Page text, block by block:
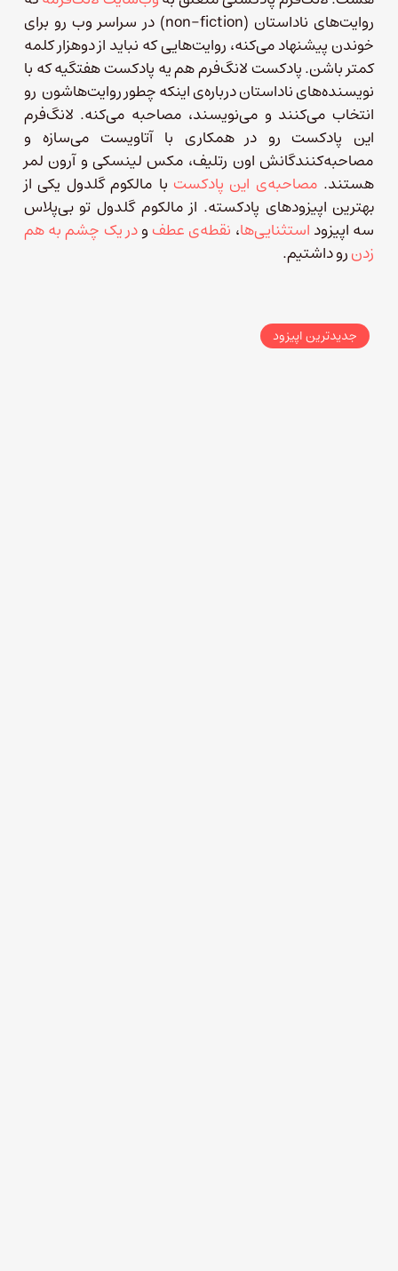
روایت‌های ناداستان (
non-fiction) در سراسر وب رو برای
خوندن پیشنهاد می‌کنه، روایت‌هایی که نباید از دوهزار کلمه
کمتر باشن. پادکست لانگ‌فرم هم یه پادکست هفتگیه که با
نویسنده‌های ناداستان درباره‌ی اینکه چطور روایت‌هاشون رو
انتخاب می‌کنند و می‌نویسند، مصاحبه می‌کنه. لانگ‌فرم
این پادکست رو در همکاری با آتاویست می‌سازه و
مصاحبه‌کنندگانش اون رتلیف، مکس لینسکی و آرون لمر
هستند. مصاحبه‌ی این پادکست با مالکوم گلدول یکی از
بهترین اپیزودهای پادکسته. از مالکوم گلدول تو بی‌پلاس
سه اپیزود استثنایی‌ها، نقطه‌ی ‌عطف ودر یک چشم به هم
زدنرو داشتیم.
جدیدترین اپیزود